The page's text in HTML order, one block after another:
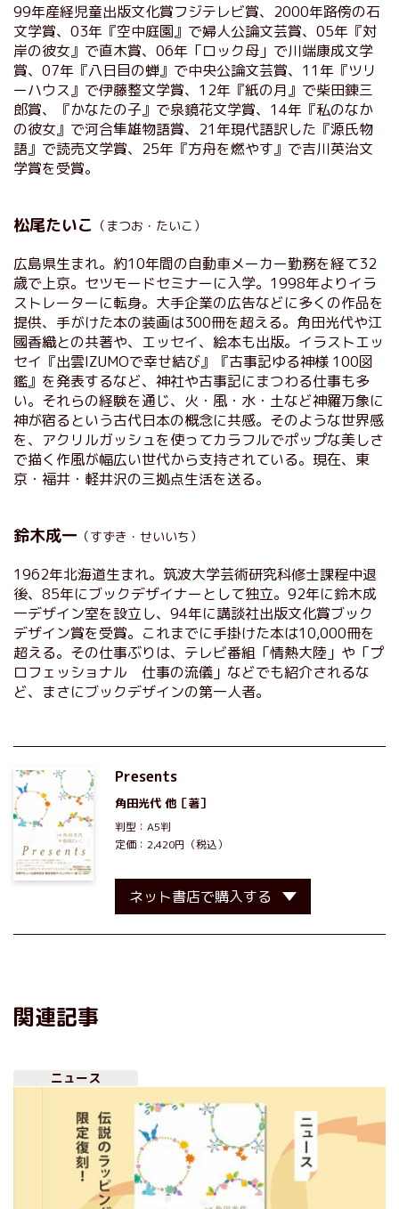
99年産経児童出版文化賞フジテレビ賞、2000年路傍の石
文学賞、03年『空中庭園』で婦人公論文芸賞、05年『対
岸の彼女』で直木賞、06年「ロック母」で川端康成文学
賞、07年『八日目の蝉』で中央公論文芸賞、11年『ツリ
ーハウス』で伊藤整文学賞、12年『紙の月』で柴田錬三
郎賞、『かなたの子』で泉鏡花文学賞、14年『私のなか
の彼女』で河合隼雄物語賞、21年現代語訳した『源氏物
語』で読売文学賞、25年『方舟を燃やす』で吉川英治文
学賞を受賞。
松尾たいこ （まつお・たいこ）
広島県生まれ。約10年間の自動車メーカー勤務を経て32
歳で上京。セツモードセミナーに入学。1998年よりイラ
ストレーターに転身。大手企業の広告などに多くの作品を
提供、手がけた本の装画は300冊を超える。角田光代や江
國香織との共著や、エッセイ、絵本も出版。イラストエッ
セイ『出雲IZUMOで幸せ結び』『古事記ゆる神様 100図
鑑』を発表するなど、神社や古事記にまつわる仕事も多
い。それらの経験を通じ、火・風・水・土など神羅万象に
神が宿るという古代日本の概念に共感。そのような世界感
を、アクリルガッシュを使ってカラフルでポップな美しさ
で描く作風が幅広い世代から支持されている。現在、東
京・福井・軽井沢の三拠点生活を送る。
鈴木成一 （すずき・せいいち）
1962年北海道生まれ。筑波大学芸術研究科修士課程中退
後、85年にブックデザイナーとして独立。92年に鈴木成
一デザイン室を設立し、94年に講談社出版文化賞ブック
デザイン賞を受賞。これまでに手掛けた本は10,000冊を
超える。その仕事ぶりは、テレビ番組「情熱大陸」や「プ
ロフェッショナル 仕事の流儀」などでも紹介されるな
ど、まさにブックデザインの第一人者。
Presents
角田光代 他［著］
判型：A5判
定価：2,420円（税込）
ネット書店で購入する
関連記事
ニュース